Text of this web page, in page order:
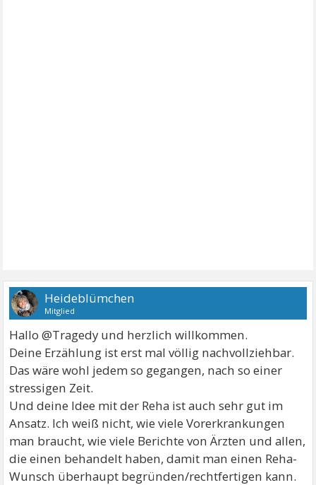
Heideblümchen
Mitglied
Hallo @Tragedy und herzlich willkommen.
Deine Erzählung ist erst mal völlig nachvollziehbar.
Das wäre wohl jedem so gegangen, nach so einer
stressigen Zeit.
Und deine Idee mit der Reha ist auch sehr gut im
Ansatz. Ich weiß nicht, wie viele Vorerkrankungen
man braucht, wie viele Berichte von Ärzten und allen,
die einen behandelt haben, damit man einen Reha-
Wunsch überhaupt begründen/rechtfertigen kann.